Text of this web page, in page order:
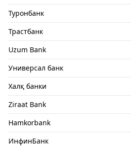
Туронбанк
Трастбанк
Uzum Bank
Универсал банк
Халқ банки
Ziraat Bank
Hamkorbank
ИнфинБанк